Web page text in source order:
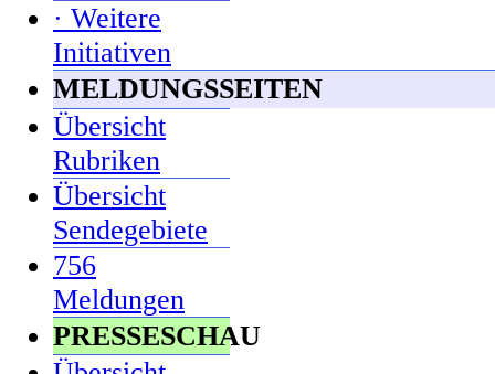
· Weitere
Initiativen
MELDUNGSSEITEN
Übersicht
Rubriken
Übersicht
Sendegebiete
756
Meldungen
PRESSESCHAU